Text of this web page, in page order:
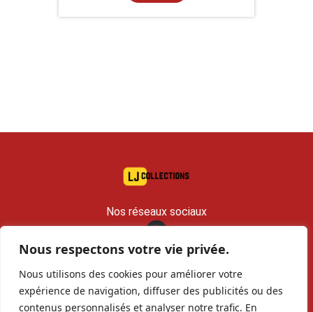
Nous respectons votre vie privée.
Nous utilisons des cookies pour améliorer votre
expérience de navigation, diffuser des publicités ou des
contenus personnalisés et analyser notre trafic. En
Nos réseaux sociaux
contact@lj-collections.com
RCS 979 374 147 Romans